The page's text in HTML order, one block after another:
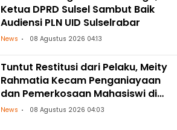
Ketua DPRD Sulsel Sambut Baik
Audiensi PLN UID Sulselrabar
News 08 Agustus 2026 04:13
Tuntut Restitusi dari Pelaku, Meity
Rahmatia Kecam Penganiayaan
dan Pemerkosaan Mahasiswi di
Makassar
News 08 Agustus 2026 04:03